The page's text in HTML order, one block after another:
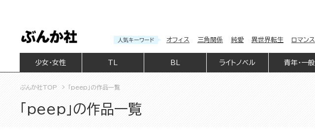
人気キーワード オフィス 三角関係 純愛 異世界転生 ロマンス
少女・女性 BL ライトノベル 青年・一般
ぶんか社TOP 「peep」の作品一覧
「peep」の作品一覧